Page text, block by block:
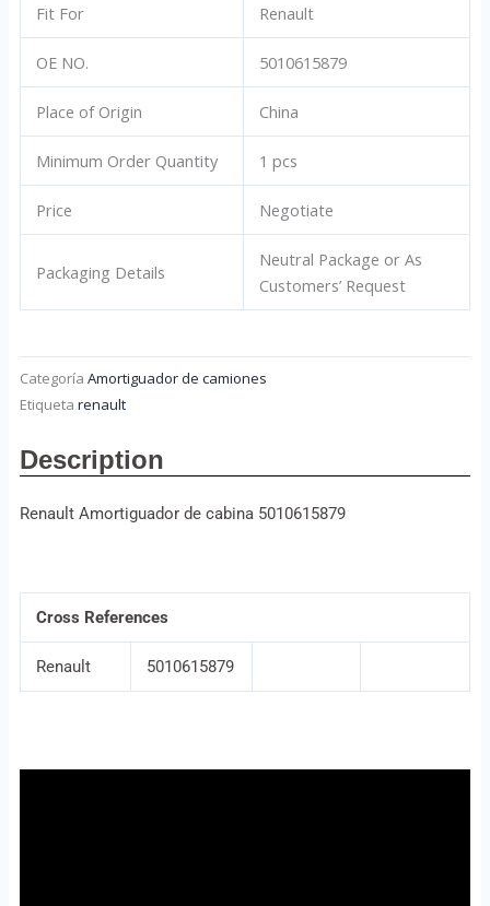
Fit For Renault
OE NO. 5010615879
Place of Origin China
Minimum Order Quantity 1 pcs
Price Negotiate
Packaging Details
Neutral Package or As
Customers’ Request
Categoría Amortiguador de camiones
Etiqueta renault
Description
Renault Amortiguador de cabina 5010615879
Cross References
Renault 5010615879